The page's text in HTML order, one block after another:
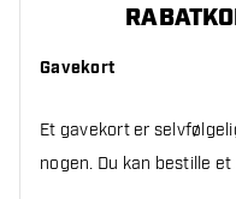
Gavekort
Et gavekort er
nogen. Du kan bestille